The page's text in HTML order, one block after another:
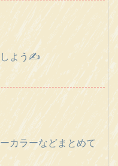
しよう✍️
カラーなどまとめて